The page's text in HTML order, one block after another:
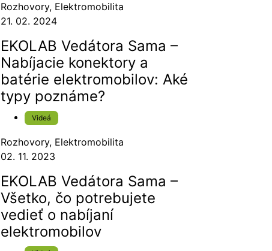
Rozhovory, Elektromobilita
21. 02. 2024
EKOLAB Vedátora Sama –
Nabíjacie konektory a
batérie elektromobilov: Aké
typy poznáme?
Videá
Rozhovory, Elektromobilita
02. 11. 2023
EKOLAB Vedátora Sama –
Všetko, čo potrebujete
vedieť o nabíjaní
elektromobilov